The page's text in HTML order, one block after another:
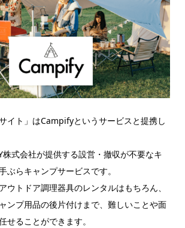
イト」はCampifyというサービスと提携し
式会社が提供する設営・撤収が不要なキ
ぶらキャンプサービスです。
ウトドア調理器具のレンタルはもちろん、
ンプ用品の後片付けまで、難しいことや面
せることができます。